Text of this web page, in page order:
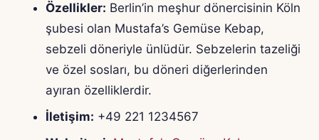
Özellikler: Berlin’in meşhur dönercisinin Köln
şubesi olan Mustafa’s Gemüse Kebap,
sebzeli döneriyle ünlüdür. Sebzelerin tazeliği
ve özel sosları, bu döneri diğerlerinden
ayıran özelliklerdir.
İletişim: +49 221 1234567